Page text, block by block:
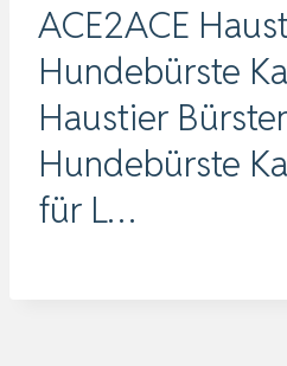
ACE2ACE
Hundebürste
Haustier
Hundebürste
für L…